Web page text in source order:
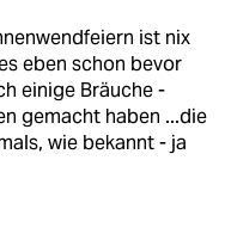
ist nix
eben schon bevor
einige Bräuche -
gemacht haben ...die
wie bekannt - ja